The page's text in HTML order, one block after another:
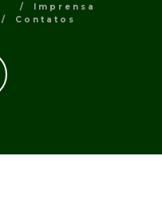
Imprensa
Contatos